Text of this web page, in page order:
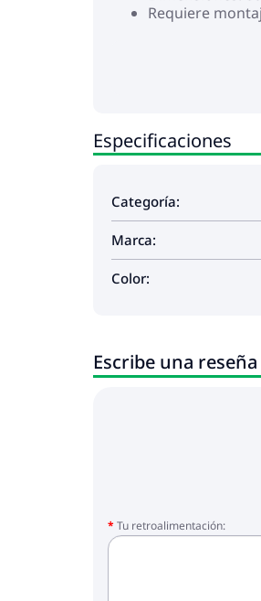
Requiere
Especificaciones
Categoría:
Marca:
Color:
Escribe una reseña
Tu retroalimentación: